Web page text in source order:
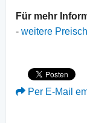
Für mehr
- weitere
Per E-Mail